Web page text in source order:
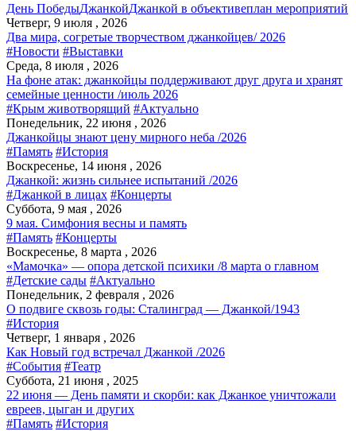
День ПобедыДжанкойДжанкой в объективеплан мероприятий
Четверг, 9 июля , 2026
Два мира, согретые творчеством джанкойцев/ 2026
#Новости #Выставки
Среда, 8 июля , 2026
На фоне атак: джанкойцы поддерживают друг друга и хранят
семейные ценности /июль 2026
#Крым животворящий #Актуально
Понедельник, 22 июня , 2026
Джанкойцы знают цену мирного неба /2026
#Память #История
Воскресенье, 14 июня , 2026
Джанкой: жизнь сильнее испытаний /2026
#Джанкой в лицах #Концерты
Суббота, 9 мая , 2026
9 мая. Симфония весны и память
#Память #Концерты
Воскресенье, 8 марта , 2026
«Мамочка» — опора детской психики /8 марта о главном
#Детские сады #Актуально
Понедельник, 2 февраля , 2026
О подвиге сквозь годы: Сталинград — Джанкой/1943
#История
Четверг, 1 января , 2026
Как Новый год встречал Джанкой /2026
#События #Театр
Суббота, 21 июня , 2025
22 июня — День памяти и скорби: как Джанкое уничтожали
евреев, цыган и других
#Память #История